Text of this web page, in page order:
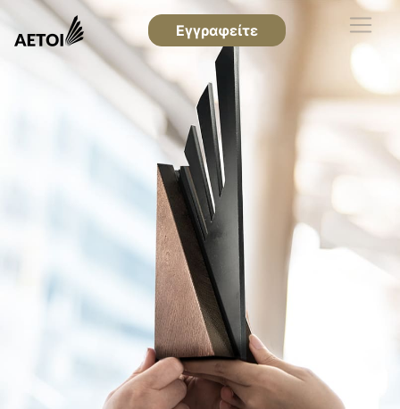
Εγγραφείτε